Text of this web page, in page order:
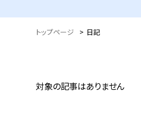
トップページ > 日記
対象の記事はありません